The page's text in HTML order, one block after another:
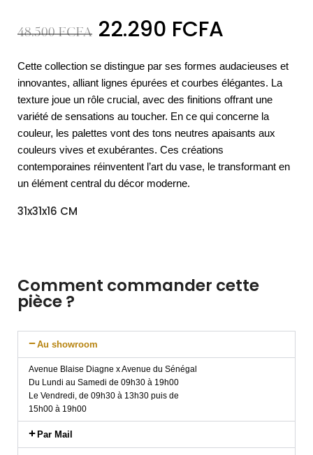
48.500FCFA 22.290 FCFA
Cette collection se distingue par ses formes audacieuses et
innovantes, alliant lignes épurées et courbes élégantes. La
texture joue un rôle crucial, avec des finitions offrant une
variété de sensations au toucher. En ce qui concerne la
couleur, les palettes vont des tons neutres apaisants aux
couleurs vives et exubérantes. Ces créations
contemporaines réinventent l’art du vase, le transformant en
un élément central du décor moderne.
31x31x16 CM
Comment commander cette
pièce ?
Au showroom
Avenue Blaise Diagne x Avenue du Sénégal
Du Lundi au Samedi de 09h30 à 19h00
Le Vendredi, de 09h30 à 13h30 puis de
15h00 à 19h00
Par Mail